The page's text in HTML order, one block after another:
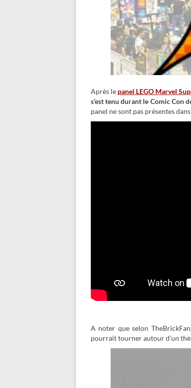
Après le panel LEGO Marvel
s’est tenu durant le Comic Con
panel ne sont pas présentes
A noter que selon
pourrait tourner autour d’un